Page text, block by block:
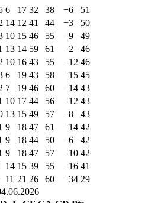
6 17 32 38 −6
51
14 12 41 44 −3
50
10 15 46 55 −9
49
13 14 59 61 −2
46
10 16 43 55 −12 46
6 19 43 58 −15 45
7 19 46 60 −14 43
10 17 44 56 −12 43
13 15 49 57 −8
43
9 18 47 61 −14 42
9 18 44 50 −6
42
9 18 47 57 −10 42
14 15 39 55 −16 41
11 21 26 60 −34 29